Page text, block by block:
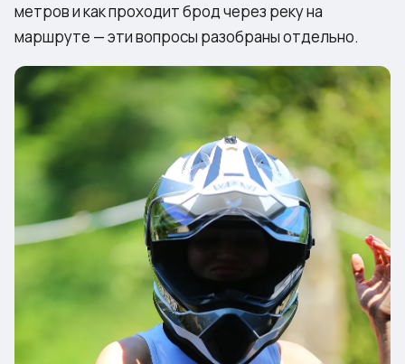
метрови как проходитброд через реку на
маршруте — эти вопросы разобраны отдельно.